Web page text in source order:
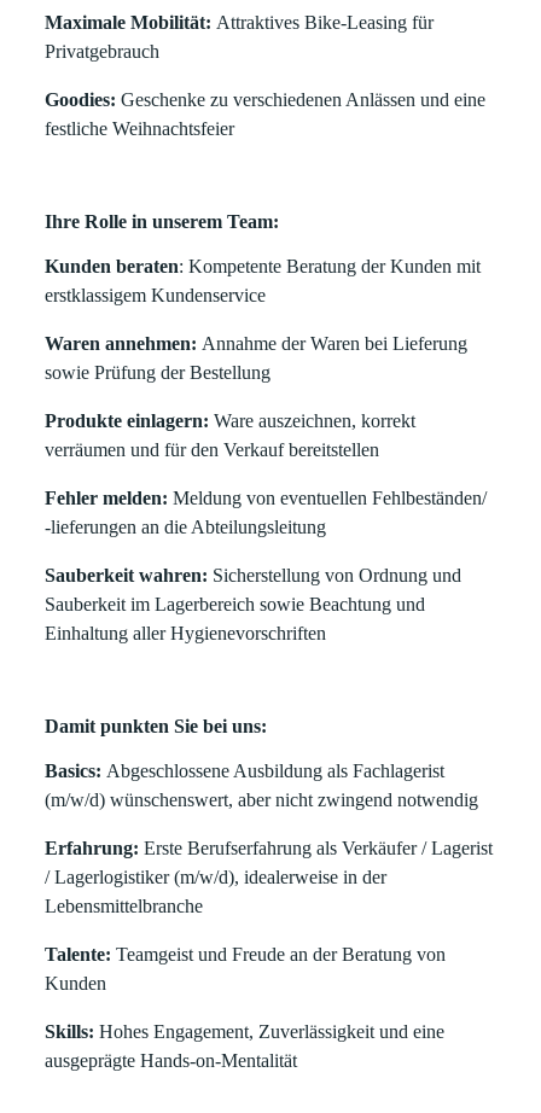
Maximale Mobilität: Attraktives Bike-Leasing für
Privatgebrauch
Goodies: Geschenke zu verschiedenen Anlässen und eine
festliche Weihnachtsfeier
Ihre Rolle in unserem Team:
Kunden beraten: Kompetente Beratung der Kunden mit
erstklassigem Kundenservice
Waren annehmen: Annahme der Waren bei Lieferung
sowie Prüfung der Bestellung
Produkte einlagern: Ware auszeichnen, korrekt
verräumen und für den Verkauf bereitstellen
Fehler melden: Meldung von eventuellen Fehlbeständen/
-lieferungen an die Abteilungsleitung
Sauberkeit wahren: Sicherstellung von Ordnung und
Sauberkeit im Lagerbereich sowie Beachtung und
Einhaltung aller Hygienevorschriften
Damit punkten Sie bei uns:
Basics: Abgeschlossene Ausbildung als Fachlagerist
(m/w/d) wünschenswert, aber nicht zwingend notwendig
Erfahrung: Erste Berufserfahrung als Verkäufer / Lagerist
/ Lagerlogistiker (m/w/d), idealerweise in der
Lebensmittelbranche
Talente: Teamgeist und Freude an der Beratung von
Kunden
Skills: Hohes Engagement, Zuverlässigkeit und eine
ausgeprägte Hands-on-Mentalität